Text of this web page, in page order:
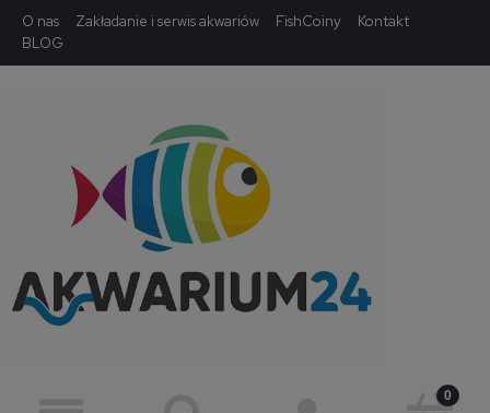
O nas Zakładanie i serwis akwariów FishCoiny
Kontakt
BLOG